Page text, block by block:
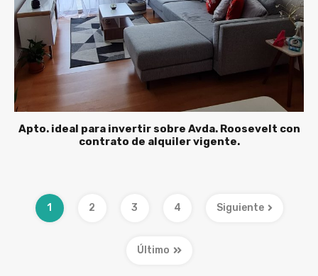
Apto. ideal para invertir sobre Avda. Roosevelt con
contrato de alquiler vigente.
1 2 3 4 Siguiente
Último